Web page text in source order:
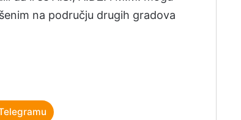
na području drugih gradova